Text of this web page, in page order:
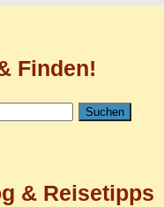
Finden!
& Reisetipps